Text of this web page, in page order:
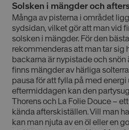
Solsken i mängder och
Många av pisterna i området
sydsidan, vilket gör att man vid
solsken i mängder. För den
rekommenderas att man tar sig
backarna är nypistade och snön
finns mängder av härliga
pausa för att fylla på med energi
eftermiddagen kan den
Thorens och La Folie Douce –
kända afterskiställen. Vill man
kan man njuta av en öl eller en